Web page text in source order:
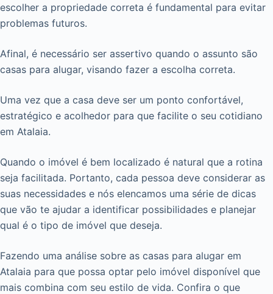
escolher a propriedade correta é fundamental para evitar
problemas futuros.
Afinal, é necessário ser assertivo quando o assunto são
casas para alugar, visando fazer a escolha correta.
Uma vez que a casa deve ser um ponto confortável,
estratégico e acolhedor para que facilite o seu cotidiano
em Atalaia.
Quando o imóvel é bem localizado é natural que a rotina
seja facilitada. Portanto, cada pessoa deve considerar as
suas necessidades e nós elencamos uma série de dicas
que vão te ajudar a identificar possibilidades e planejar
qual é o tipo de imóvel que deseja.
Fazendo uma análise sobre as casas para alugar em
Atalaia para que possa optar pelo imóvel disponível que
mais combina com seu estilo de vida. Confira o que